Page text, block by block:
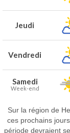
Jeudi
Vendredi
Samedi
Week-end
Sur la région de
ces prochains
période devraient